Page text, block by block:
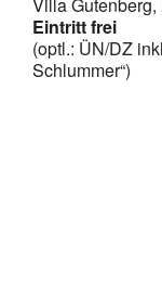
Villa
Eintritt frei
(optl.: ÜN/DZ
Schlummer“)